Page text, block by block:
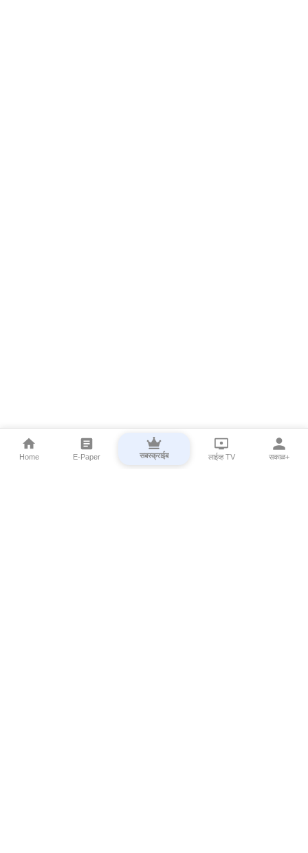
Home E-Paper सबस्क्राईब लाईव्ह TV सकाळ+